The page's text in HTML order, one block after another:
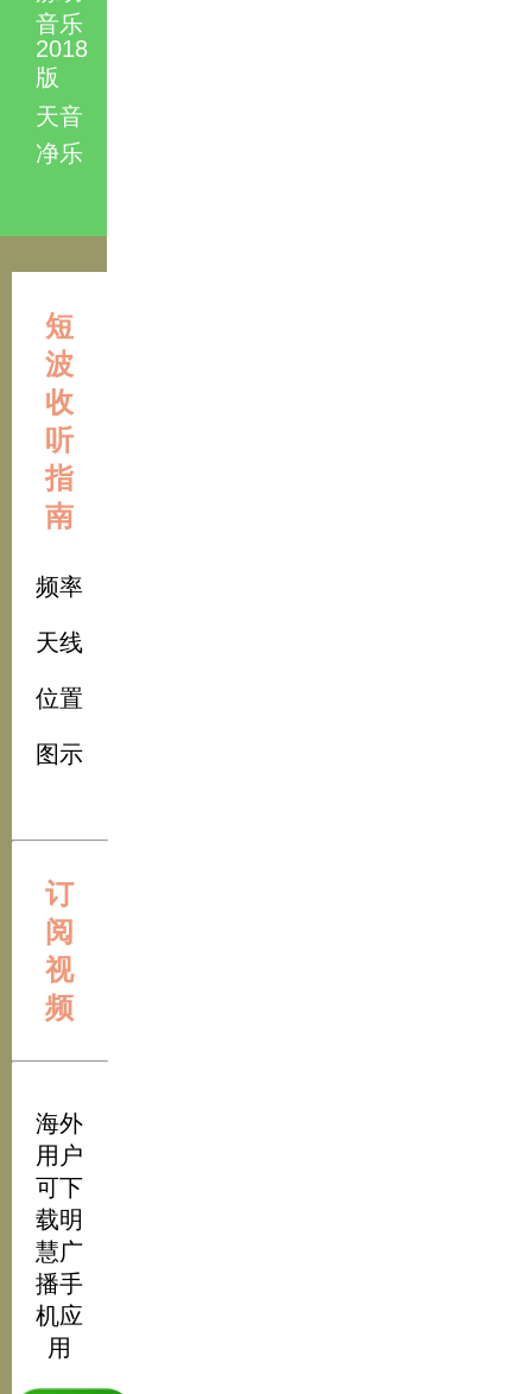
音乐
2018
版
天音
净乐
短
波
收
听
指
南
频率
天线
位置
图示
订
阅
视
频
海外
用户
可下
载明
慧广
播手
机应
用